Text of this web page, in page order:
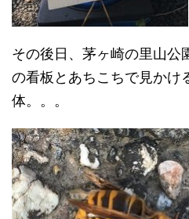
その後日、茅ヶ崎の里山公
の看板とあちこちで見かけ
体。。。